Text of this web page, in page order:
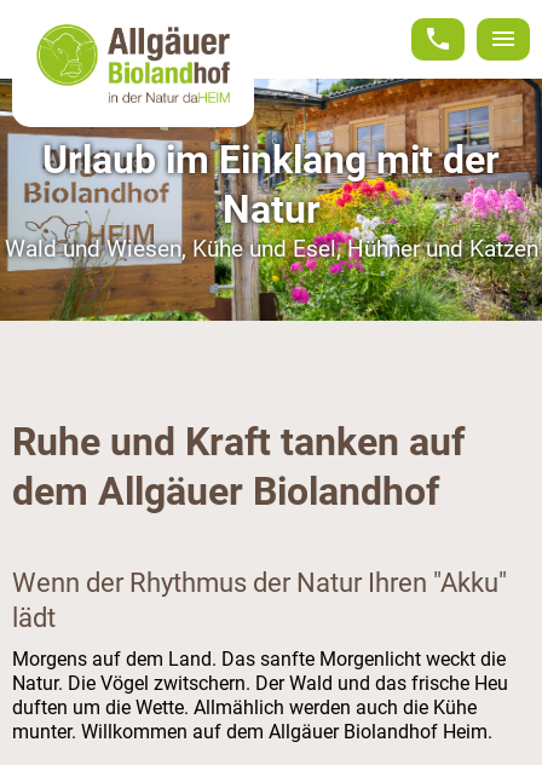
menu
phone
Urlaub im Einklang mit der
Natur
Wald und Wiesen, Kühe und Esel, Hühner und Katzen
Ruhe und Kraft tanken auf
dem Allgäuer Biolandhof
Wenn der Rhythmus der Natur Ihren "Akku"
lädt
Morgens auf dem Land. Das sanfte Morgenlicht weckt die
Natur. Die Vögel zwitschern. Der Wald und das frische Heu
duften um die Wette. Allmählich werden auch die Kühe
munter. Willkommen auf dem Allgäuer Biolandhof Heim.